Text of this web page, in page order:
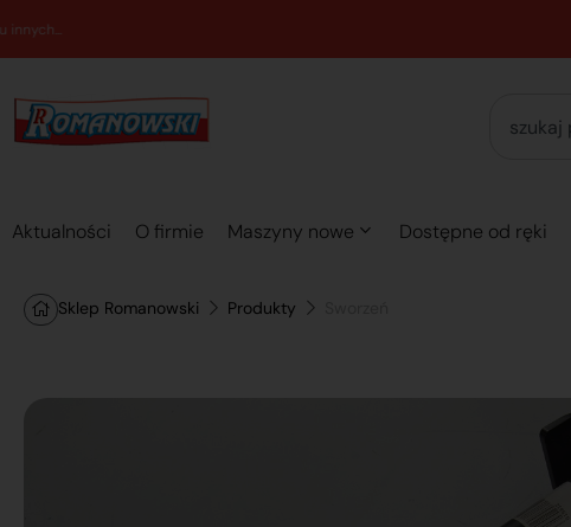
Aktualności O firmie Maszyny nowe Dostępne od ręki
Sklep Romanowski Produkty